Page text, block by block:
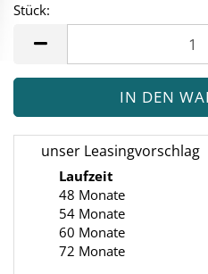
Stück:
unser Leasingvorschlag
Laufzeit
48 Monate
54 Monate
60 Monate
72 Monate